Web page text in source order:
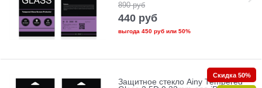
890 руб
440 руб
выгода 450 рубили 50%
Защитное стекло Ainy Tempered
Скидка 50%